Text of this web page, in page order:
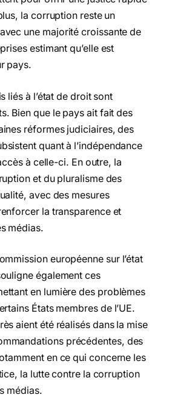
la corruption reste un
une majorité croissante de
estimant qu’elle est
pays.
liés à l’état de droit sont
Bien que le pays ait fait des
réformes judiciaires, des
quant à l’indépendance
à celle-ci. En outre, la
et du pluralisme des
avec des mesures
la transparence et
médias.
européenne sur l’état
également ces
en lumière des problèmes
États membres de l’UE.
aient été réalisés dans la mise
précédentes, des
en ce qui concerne les
la lutte contre la corruption
médias.